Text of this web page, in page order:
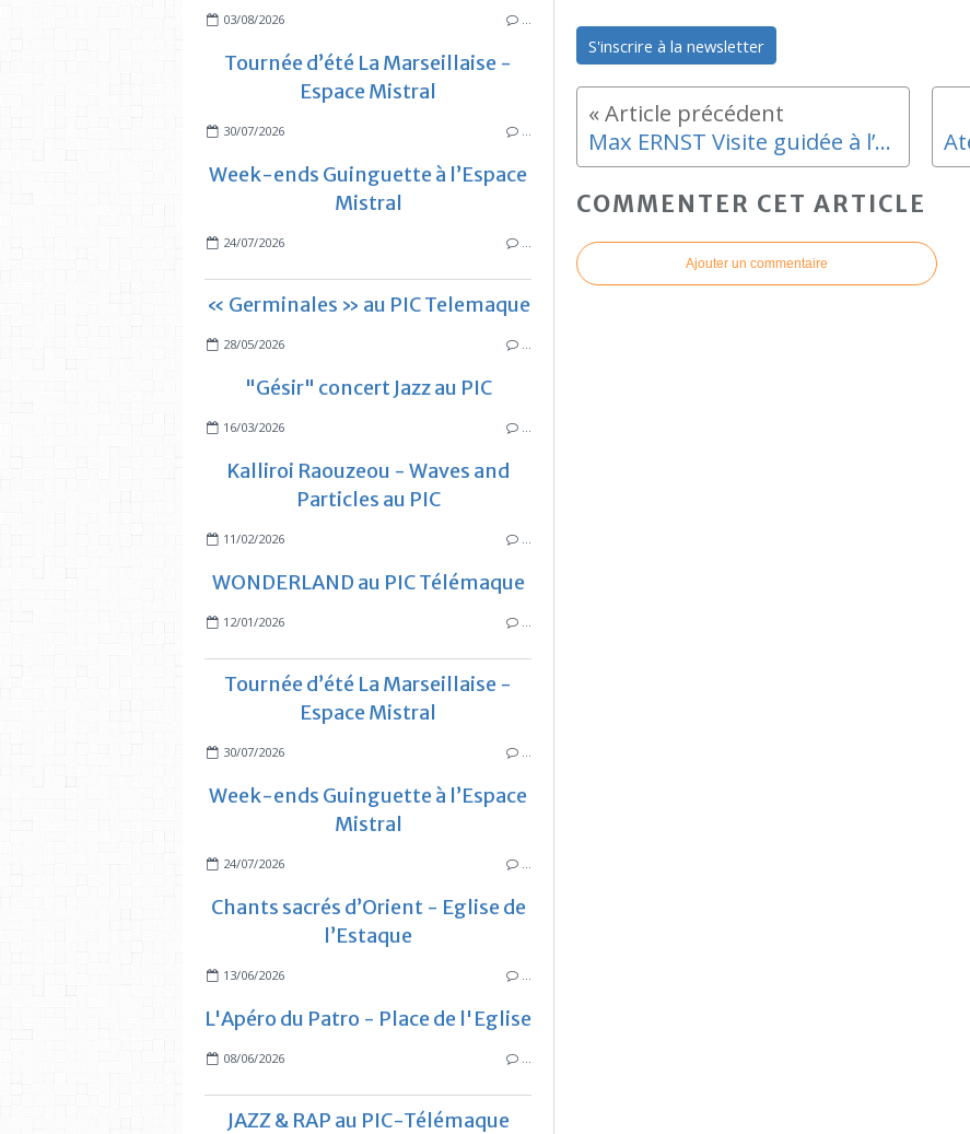
S'inscrire à la newsletter
Max ERNST Visite guidée à l’Hotel de Caumont
COMMENTER CET ARTICLE
Ajouter un commentaire
03/08/2026
Tournée d’été La Marseillaise -
Espace Mistral
30/07/2026
Week-ends Guinguette à l’Espace
Mistral
24/07/2026
« Germinales » au PIC Telemaque
28/05/2026
"Gésir" concert Jazz au PIC
16/03/2026
Kalliroi Raouzeou - Waves and
Particles au PIC
11/02/2026
WONDERLAND au PIC Télémaque
12/01/2026
Tournée d’été La Marseillaise -
Espace Mistral
30/07/2026
Week-ends Guinguette à l’Espace
Mistral
24/07/2026
Chants sacrés d’Orient - Eglise de
l’Estaque
13/06/2026
L'Apéro du Patro - Place de l'Eglise
08/06/2026
JAZZ & RAP au PIC-Télémaque